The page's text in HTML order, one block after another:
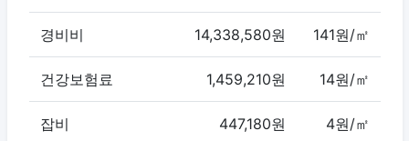
경비비 14,338,580원 141원/㎡
건강보험료 1,459,210원 14원/㎡
잡비 447,180원 4원/㎡